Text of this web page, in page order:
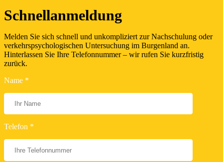
Schnellanmeldung
Melden Sie sich schnell und unkompliziert zur Nachschulung oder
verkehrspsychologischen Untersuchung im Burgenland an.
Hinterlassen Sie Ihre Telefonnummer – wir rufen Sie kurzfristig
zurück.
Name *
Telefon *